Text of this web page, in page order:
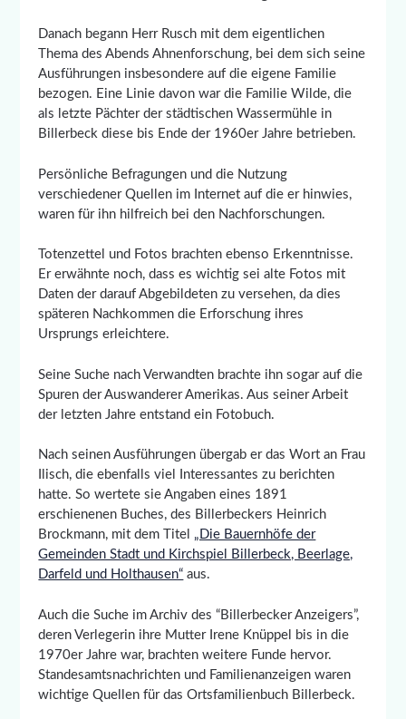
Danach begann Herr Rusch mit dem eigentlichen
Thema des Abends Ahnenforschung, bei dem sich seine
Ausführungen insbesondere auf die eigene Familie
bezogen. Eine Linie davon war die Familie Wilde, die
als letzte Pächter der städtischen Wassermühle in
Billerbeck diese bis Ende der 1960er Jahre betrieben.
Persönliche Befragungen und die Nutzung
verschiedener Quellen im Internet auf die er hinwies,
waren für ihn hilfreich bei den Nachforschungen.
Totenzettel und Fotos brachten ebenso Erkenntnisse.
Er erwähnte noch, dass es wichtig sei alte Fotos mit
Daten der darauf Abgebildeten zu versehen, da dies
späteren Nachkommen die Erforschung ihres
Ursprungs erleichtere.
Seine Suche nach Verwandten brachte ihn sogar auf die
Spuren der Auswanderer Amerikas. Aus seiner Arbeit
der letzten Jahre entstand ein Fotobuch.
Nach seinen Ausführungen übergab er das Wort an Frau
Ilisch, die ebenfalls viel Interessantes zu berichten
hatte. So wertete sie Angaben eines 1891
erschienenen Buches, des Billerbeckers Heinrich
Brockmann, mit dem Titel „Die Bauernhöfe der
Gemeinden Stadt und Kirchspiel Billerbeck, Beerlage,
Darfeld und Holthausen“ aus.
Auch die Suche im Archiv des “Billerbecker Anzeigers”,
deren Verlegerin ihre Mutter Irene Knüppel bis in die
1970er Jahre war, brachten weitere Funde hervor.
Standesamtsnachrichten und Familienanzeigen waren
wichtige Quellen für das Ortsfamilienbuch Billerbeck.